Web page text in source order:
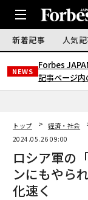
新着記事 人気
NEWS
Forbes
記事ページ
トップ 経済・社会
2024.05.26 09:00
ロシア軍の
ンにもやら
化速く